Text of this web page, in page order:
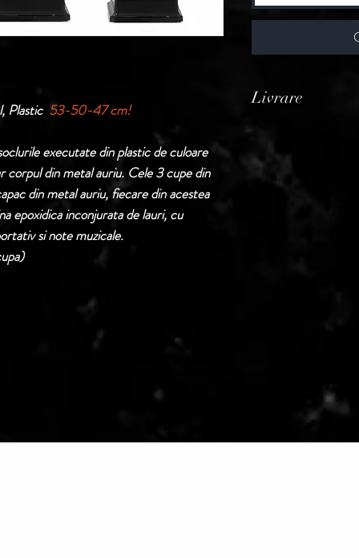
Plastic 53-50-47 cm!
executate din plastic de culoare
corpul din metal auriu. Cele 3 cupe din
din metal auriu, fiecare din acestea
epoxidica inconjurata de lauri, cu
si note muzicale.
Livrare
confirmarii